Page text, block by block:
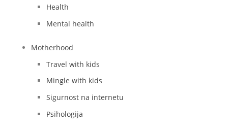
Health
Mental health
Motherhood
Travel with kids
Mingle with kids
Sigurnost na internetu
Psihologija